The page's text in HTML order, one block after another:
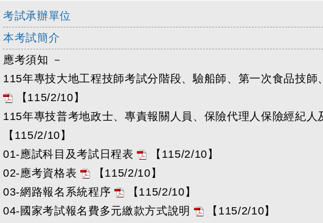
考試承辦單位
本考試簡介
應考須知 －
115年專技大地工程技師考試分階段、驗船師、第一次食品技師
【115/2/10】
115年專技普考地政士、專責報關人員、保險代理人保險經紀人
【115/2/10】
01-應試科目及考試日程表
【115/2/10】
02-應考資格表
【115/2/10】
03-網路報名系統程序
【115/2/10】
04-國家考試報名費多元繳款方式說明
【115/2/10】